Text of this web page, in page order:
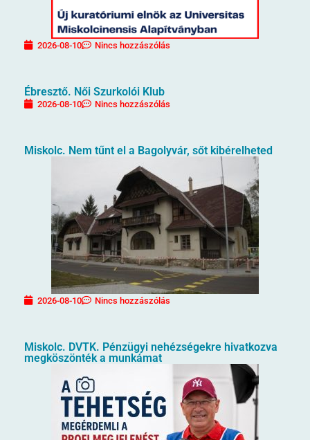
2026-08-10 Nincs hozzászólás
Ébresztő. Női Szurkolói Klub
2026-08-10 Nincs hozzászólás
Miskolc. Nem tűnt el a Bagolyvár, sőt kibérelheted
2026-08-10 Nincs hozzászólás
Miskolc. DVTK. Pénzügyi nehézségekre hivatkozva
megköszönték a munkámat